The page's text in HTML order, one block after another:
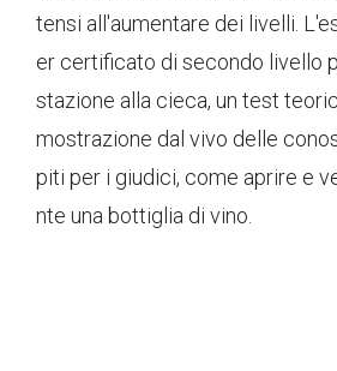
tensi all'aumentare dei livelli.
er certificato di secondo livello
stazione alla cieca, un test
mostrazione dal vivo delle
piti per i giudici, come aprire e
nte una bottiglia di vino.